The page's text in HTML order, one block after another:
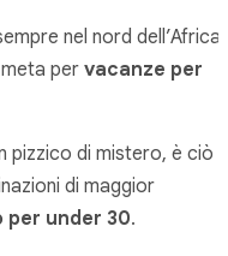
nel nord dell’Africa,
per vacanze per
pizzico di mistero, è ciò
di maggior
per under 30.